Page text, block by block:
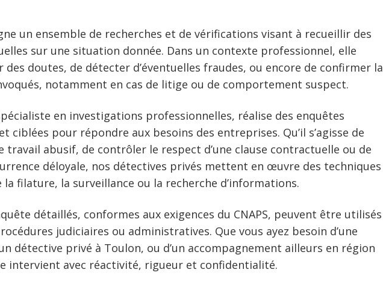
un ensemble de recherches et de vérifications visant à recueillir des
sur une situation donnée. Dans un contexte professionnel, elle
doutes, de détecter d’éventuelles fraudes, ou encore de confirmer la
notamment en cas de litige ou de comportement suspect.
en investigations professionnelles, réalise des enquêtes
ciblées pour répondre aux besoins des entreprises. Qu’il s’agisse de
travail abusif, de contrôler le respect d’une clause contractuelle ou de
déloyale, nos détectives privés mettent en œuvre des techniques
la filature, la surveillance ou la recherche d’informations.
détaillés, conformes aux exigences du CNAPS, peuvent être utilisés
judiciaires ou administratives. Que vous ayez besoin d’une
détective privé à Toulon, ou d’un accompagnement ailleurs en région
intervient avec réactivité, rigueur et confidentialité.